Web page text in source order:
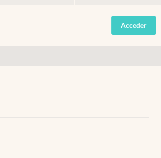
Argentina
España
Acceder